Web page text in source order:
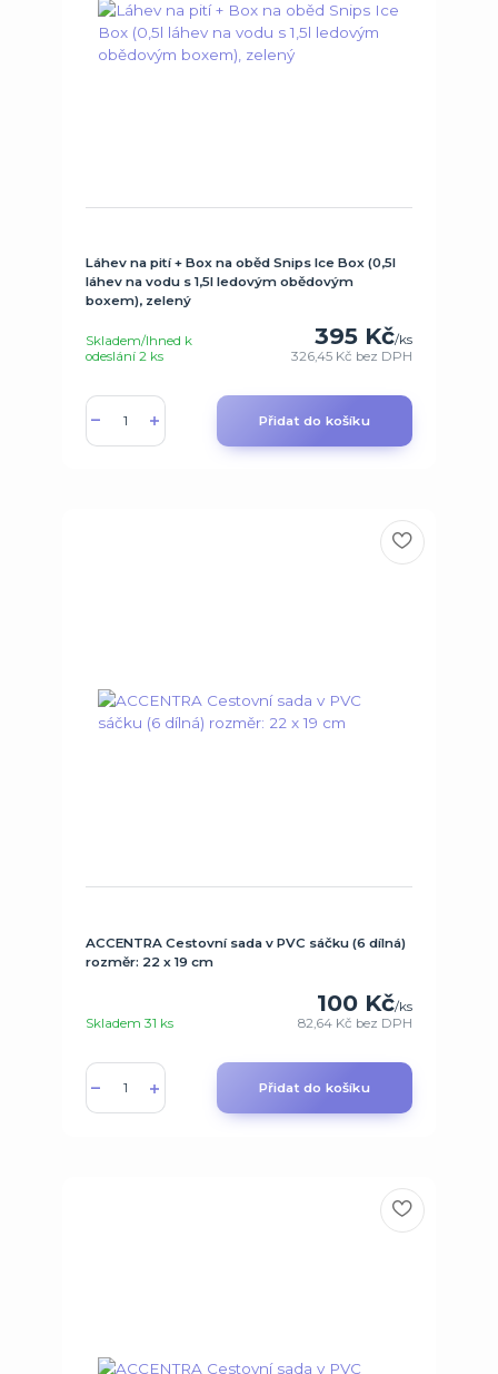
Láhev na pití + Box na oběd Snips Ice Box (0,5l
láhev na vodu s 1,5l ledovým obědovým
boxem), zelený
395 Kč/ks
326,45 Kč bez DPH
Skladem/Ihned k
odeslání 2 ks
Přidat do košíku
ACCENTRA Cestovní sada v PVC sáčku (6 dílná)
rozměr: 22 x 19 cm
100 Kč/ks
82,64 Kč bez DPH
Skladem 31 ks
Přidat do košíku